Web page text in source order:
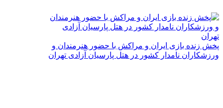
پخش زنده بازی ایران و مراکش با حضور هنرمندان و
ورزشکاران نامدار کشور در هتل پارسیان آزادی تهران